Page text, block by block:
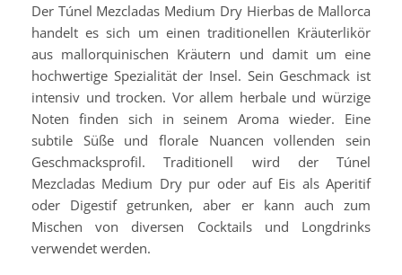
Der Túnel Mezcladas Medium Dry Hierbas de Mallorca
handelt es sich um einen traditionellen Kräuterlikör
aus mallorquinischen Kräutern und damit um eine
hochwertige Spezialität der Insel. Sein Geschmack ist
intensiv und trocken. Vor allem herbale und würzige
Noten finden sich in seinem Aroma wieder. Eine
subtile Süße und florale Nuancen vollenden sein
Geschmacksprofil. Traditionell wird der Túnel
Mezcladas Medium Dry pur oder auf Eis als Aperitif
oder Digestif getrunken, aber er kann auch zum
Mischen von diversen Cocktails und Longdrinks
verwendet werden.